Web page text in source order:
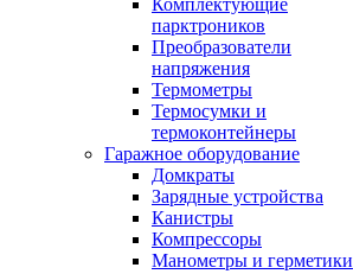
парктроников
Преобразователи
напряжения
Термометры
Термосумки и
термоконтейнеры
Гаражное оборудование
Домкраты
Зарядные устройства
Канистры
Компрессоры
Манометры и герметики